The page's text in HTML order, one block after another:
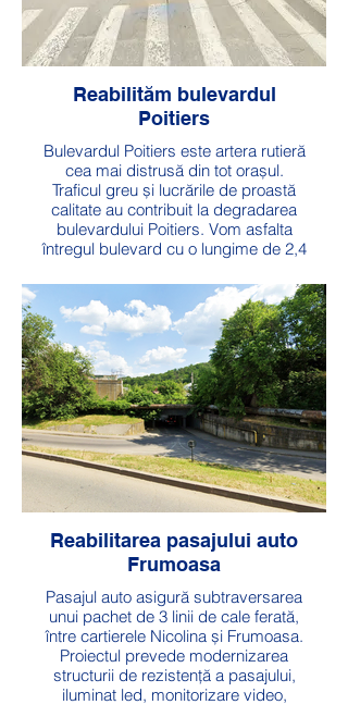
Reabilităm bulevardul
Poitiers
Bulevardul Poitiers este artera rutieră
cea mai distrusă din tot orașul.
Traficul greu și lucrările de proastă
calitate au contribuit la degradarea
bulevardului Poitiers. Vom asfalta
întregul bulevard cu o lungime de 2,4
zonă.
Valoare totală: 42 milioane lei
Durată execuție: 1 an
Reabilitarea pasajului auto
Frumoasa
Pasajul auto asigură subtraversarea
unui pachet de 3 linii de cale ferată,
între cartierele Nicolina și Frumoasa.
Proiectul prevede modernizarea
structurii de rezistență a pasajului,
iluminat led, monitorizare video,